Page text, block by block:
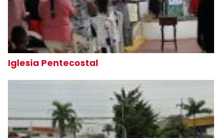
Iglesia Pentecostal